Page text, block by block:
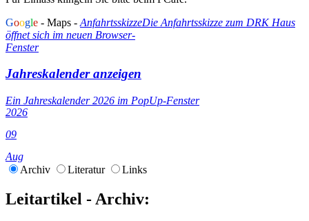
Google - Maps - AnfahrtsskizzeDie Anfahrtsskizze zum DRK Haus
öffnet sich im neuen Browser-
Fenster
Jahreskalender anzeigen
Ein Jahreskalender 2026 im PopUp-Fenster
2026
09
Aug
Archiv
Literatur Links
Leitartikel - Archiv: